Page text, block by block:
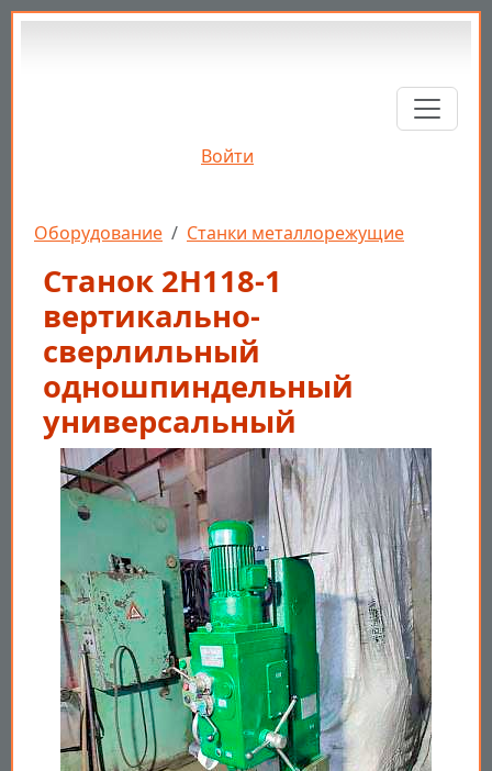
Перейти к основному содержанию
Войти
Строка навигации
Оборудование Станки металлорежущие
Станок 2Н118-1
вертикально-
сверлильный
одношпиндельный
универсальный